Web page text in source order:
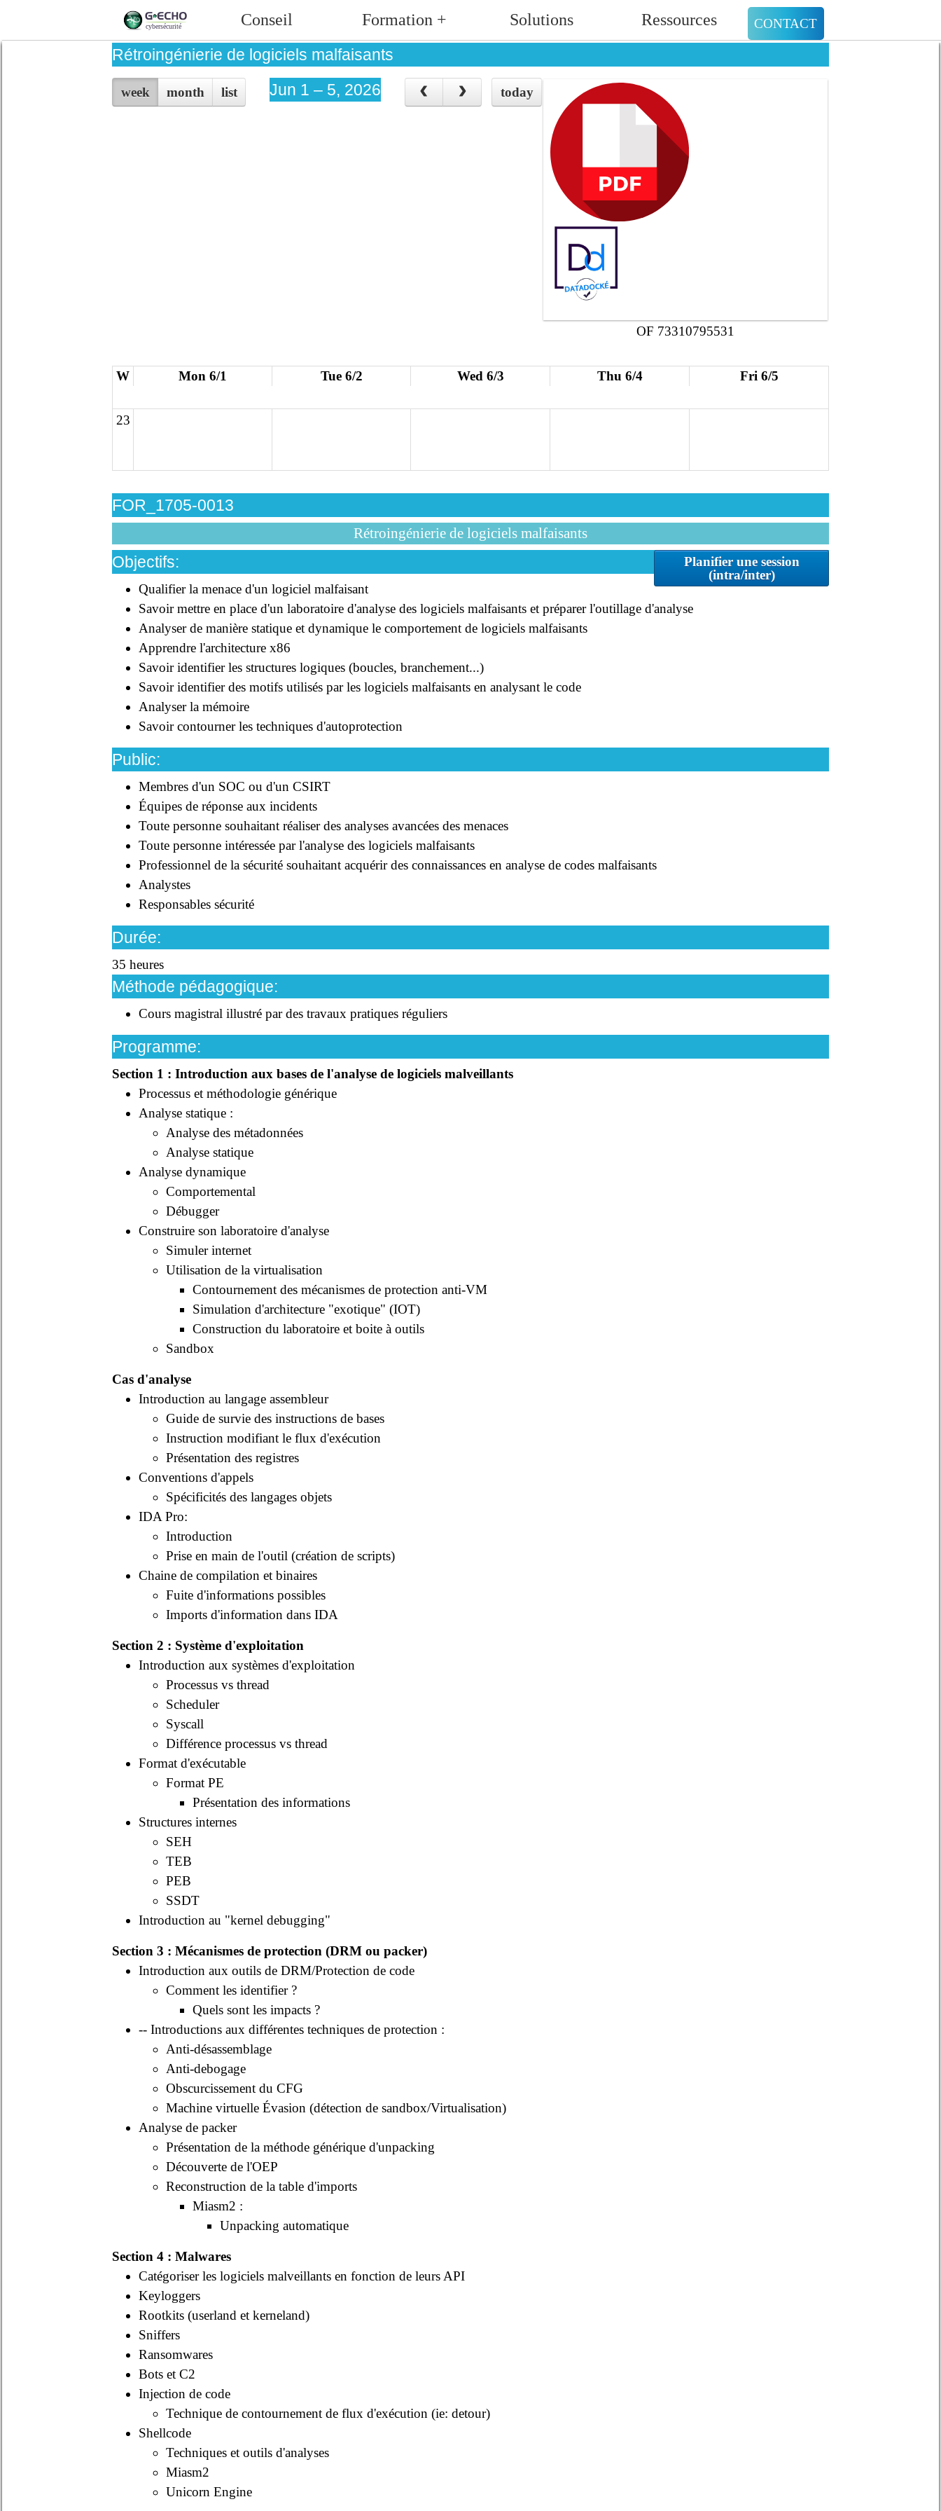
CONTACT
Conseil Formation + Solutions
Ressources
Rétroingénierie de logiciels malfaisants
OF 73310795531
week month list today
Jun 1 – 5, 2026
W Mon 6/1 Tue 6/2 Wed 6/3 Thu 6/4 Fri 6/5
23
FOR_1705-0013
Rétroingénierie de logiciels malfaisants
Planifier une session
(intra/inter)
Objectifs:
Qualifier la menace d'un logiciel malfaisant
Savoir mettre en place d'un laboratoire d'analyse des logiciels malfaisants et préparer l'outillage d'analyse
Analyser de manière statique et dynamique le comportement de logiciels malfaisants
Apprendre l'architecture x86
Savoir identifier les structures logiques (boucles, branchement...)
Savoir identifier des motifs utilisés par les logiciels malfaisants en analysant le code
Analyser la mémoire
Savoir contourner les techniques d'autoprotection
Public:
Membres d'un SOC ou d'un CSIRT
Équipes de réponse aux incidents
Toute personne souhaitant réaliser des analyses avancées des menaces
Toute personne intéressée par l'analyse des logiciels malfaisants
Professionnel de la sécurité souhaitant acquérir des connaissances en analyse de codes malfaisants
Analystes
Responsables sécurité
Durée:
35 heures
Méthode pédagogique:
Cours magistral illustré par des travaux pratiques réguliers
Programme:
Section 1 : Introduction aux bases de l'analyse de logiciels malveillants
Processus et méthodologie générique
Analyse statique :
Analyse des métadonnées
Analyse statique
Analyse dynamique
Comportemental
Débugger
Construire son laboratoire d'analyse
Simuler internet
Utilisation de la virtualisation
Contournement des mécanismes de protection anti-VM
Simulation d'architecture "exotique" (IOT)
Construction du laboratoire et boite à outils
Sandbox
Cas d'analyse
Introduction au langage assembleur
Guide de survie des instructions de bases
Instruction modifiant le flux d'exécution
Présentation des registres
Conventions d'appels
Spécificités des langages objets
IDA Pro:
Introduction
Prise en main de l'outil (création de scripts)
Chaine de compilation et binaires
Fuite d'informations possibles
Imports d'information dans IDA
Section 2 : Système d'exploitation
Introduction aux systèmes d'exploitation
Processus vs thread
Scheduler
Syscall
Différence processus vs thread
Format d'exécutable
Format PE
Présentation des informations
Structures internes
SEH
TEB
PEB
SSDT
Introduction au "kernel debugging"
Section 3 : Mécanismes de protection (DRM ou packer)
Introduction aux outils de DRM/Protection de code
Comment les identifier ?
Quels sont les impacts ?
-- Introductions aux différentes techniques de protection :
Anti-désassemblage
Anti-debogage
Obscurcissement du CFG
Machine virtuelle Évasion (détection de sandbox/Virtualisation)
Analyse de packer
Présentation de la méthode générique d'unpacking
Découverte de l'OEP
Reconstruction de la table d'imports
Miasm2 :
Unpacking automatique
Section 4 : Malwares
Catégoriser les logiciels malveillants en fonction de leurs API
Keyloggers
Rootkits (userland et kerneland)
Sniffers
Ransomwares
Bots et C2
Injection de code
Technique de contournement de flux d'exécution (ie: detour)
Shellcode
Techniques et outils d'analyses
Miasm2
Unicorn Engine